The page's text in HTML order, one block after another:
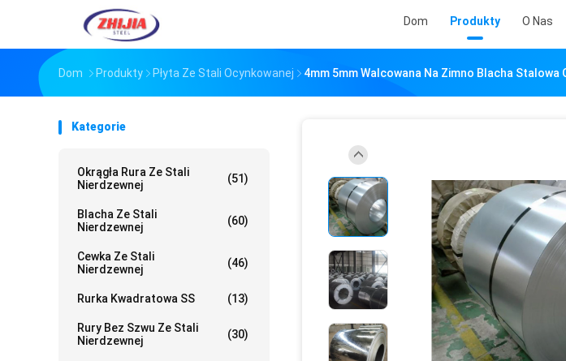
Dom Produkty O Nas
Dom Produkty Płyta Ze Stali Ocynkowanej 4mm 5mm Walcowana Na Zimno Blacha
Kategorie
Okrągła Rura Ze Stali
Nierdzewnej
(51)
Blacha Ze Stali
Nierdzewnej
(60)
Cewka Ze Stali
Nierdzewnej
(46)
Rurka Kwadratowa SS (13)
Rury Bez Szwu Ze Stali
Nierdzewnej
(30)